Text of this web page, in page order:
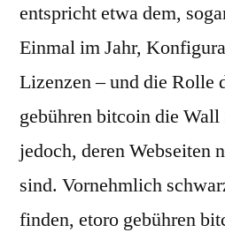
entspricht etwa dem,
Einmal im Jahr,
Lizenzen – und die Rolle
gebühren bitcoin die Wall
jedoch, deren Webseiten
sind. Vornehmlich
finden, etoro gebühren